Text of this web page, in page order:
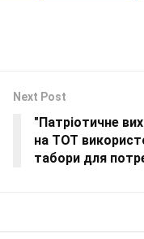
Next Post
"Патріотичне
на ТОТ
табори для